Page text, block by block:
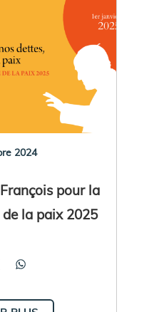
2024
pour la
la paix 2025